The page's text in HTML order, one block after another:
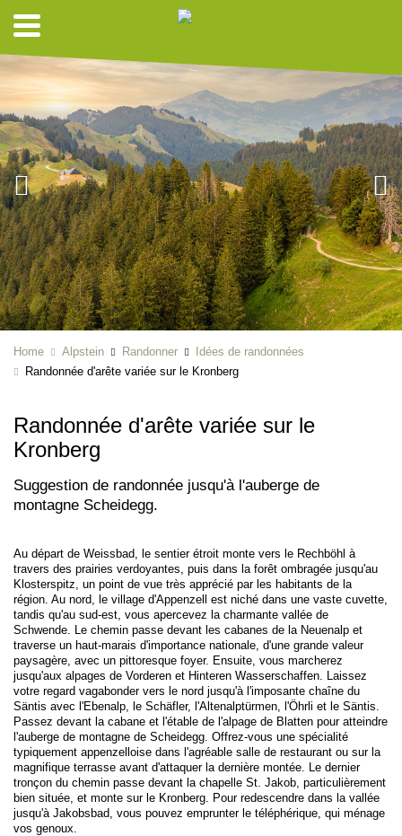
Home Alpstein Randonner
Idées de randonnées
Randonnée d'arête variée sur le Kronberg
Randonnée d'arête variée sur le
Kronberg
Suggestion de randonnée jusqu'à l'auberge de
montagne Scheidegg.
Au départ de Weissbad, le sentier étroit monte vers le Rechböhl à
travers des prairies verdoyantes, puis dans la forêt ombragée jusqu'au
Klosterspitz, un point de vue très apprécié par les habitants de la
région. Au nord, le village d'Appenzell est niché dans une vaste cuvette,
tandis qu'au sud-est, vous apercevez la charmante vallée de
Schwende. Le chemin passe devant les cabanes de la Neuenalp et
traverse un haut-marais d'importance nationale, d'une grande valeur
paysagère, avec un pittoresque foyer. Ensuite, vous marcherez
jusqu'aux alpages de Vorderen et Hinteren Wasserschaffen. Laissez
votre regard vagabonder vers le nord jusqu'à l'imposante chaîne du
Säntis avec l'Ebenalp, le Schäfler, l'Altenalptürmen, l'Öhrli et le Säntis.
Passez devant la cabane et l'étable de l'alpage de Blatten pour atteindre
l'auberge de montagne de Scheidegg. Offrez-vous une spécialité
typiquement appenzelloise dans l'agréable salle de restaurant ou sur la
magnifique terrasse avant d'attaquer la dernière montée. Le dernier
tronçon du chemin passe devant la chapelle St. Jakob, particulièrement
bien située, et monte sur le Kronberg. Pour redescendre dans la vallée
jusqu'à Jakobsbad, vous pouvez emprunter le téléphérique, qui ménage
vos genoux.